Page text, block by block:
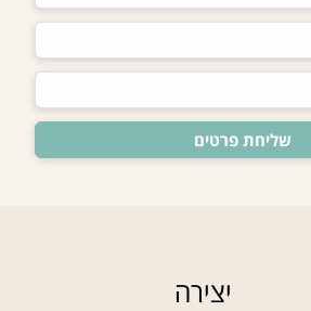
יצירה